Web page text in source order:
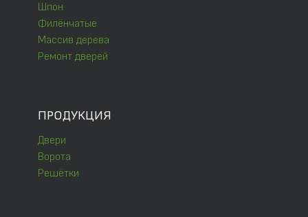
Шпон
Филёнчатые
Массив дерева
Ремонт дверей
ПРОДУКЦИЯ
Двери
Ворота
Решётки